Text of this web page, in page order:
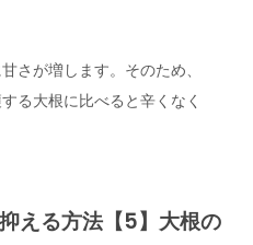
さが増します。そのため、
る大根に比べると辛くなく
える方法【5】大根の